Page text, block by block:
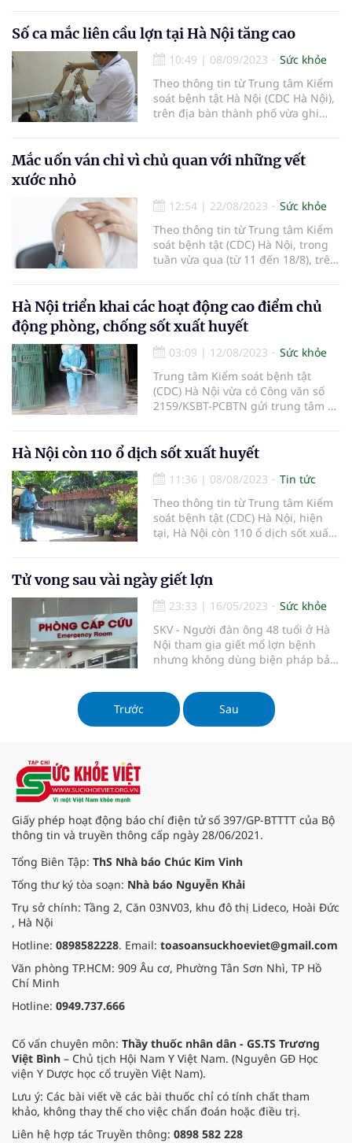
Số ca mắc liên cầu lợn tại Hà Nội tăng cao
10:49 | 08/09/2023
Sức khỏe
Theo thông tin từ Trung tâm Kiểm
soát bệnh tật Hà Nội (CDC Hà Nội),
trên địa bàn thành phố vừa ghi
năm 2023 đến nay, Hà Nội đã ghi
nhận 15 ca mắc liên cầu lợn, trong
Mắc uốn ván chỉ vì chủ quan với những vết
xước nhỏ
12:54 | 22/08/2023
Sức khỏe
Theo thông tin từ Trung tâm Kiểm
soát bệnh tật (CDC) Hà Nội, trong
tuần vừa qua (từ 11 đến 18/8), trên
ván chỉ vì chủ quan với những vết
xước nhỏ.
Hà Nội triển khai các hoạt động cao điểm chủ
động phòng, chống sốt xuất huyết
03:09 | 12/08/2023
Sức khỏe
Trung tâm Kiểm soát bệnh tật
(CDC) Hà Nội vừa có Công văn số
2159/KSBT-PCBTN gửi trung tâm y
dịch sốt xuất huyết.
Hà Nội còn 110 ổ dịch sốt xuất huyết
11:36 | 08/08/2023
Tin tức
Theo thông tin từ Trung tâm Kiểm
soát bệnh tật (CDC) Hà Nội, hiện
tại, Hà Nội còn 110 ổ dịch sốt xuất
Tử vong sau vài ngày giết lợn
23:33 | 16/05/2023
Sức khỏe
SKV - Người đàn ông 48 tuổi ở Hà
Nội tham gia giết mổ lợn bệnh
nhưng không dùng biện pháp bảo
run, vào viện cấp cứu rồi tử vong vì
nhiễm liên cầu khuẩn lợn.
Trước Sau
Giấy phép hoạt động báo chí điện tử số 397/GP-BTTTT của Bộ
thông tin và truyền thông cấp ngày 28/06/2021.
Tổng Biên Tập: ThS Nhà báo Chúc Kim Vinh
Tổng thư ký tòa soạn: Nhà báo Nguyễn Khải
Trụ sở chính: Tầng 2, Căn 03NV03, khu đô thị Lideco, Hoài Đức
, Hà Nội
Hotline: 0898582228. Email: toasoansuckhoeviet@gmail.com
Văn phòng TP.HCM: 909 Âu cơ, Phường Tân Sơn Nhì, TP Hồ
Chí Minh
Hotline: 0949.737.666
Cố vấn chuyên môn: Thầy thuốc nhân dân - GS.TS Trương
Việt Bình – Chủ tịch Hội Nam Y Việt Nam. (Nguyên GĐ Học
viện Y Dược học cổ truyền Việt Nam).
Lưu ý: Các bài viết về các bài thuốc chỉ có tính chất tham
khảo, không thay thế cho việc chẩn đoán hoặc điều trị.
Liên hệ hợp tác Truyền thông: 0898 582 228